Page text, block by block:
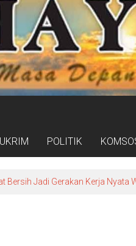
POLITIK
Bersih Jadi Gerakan Kerja Nyata